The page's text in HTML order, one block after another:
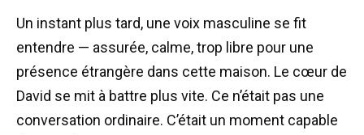
Un instant plus tard, une voix masculine se fit
entendre — assurée, calme, trop libre pour une
présence étrangère dans cette maison. Le cœur de
David se mit à battre plus vite. Ce n’était pas une
conversation ordinaire. C’était un moment capable